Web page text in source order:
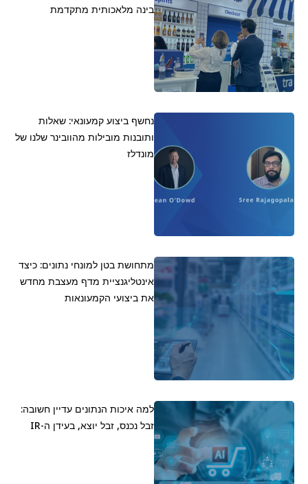
בינה מלאכותית מתקדמת
נחשף ביצוע קמעונאי: שאלות
ותובנות מובילות מהוובינר שלנו של
מונדלז
מתחושת בטן למונחי נתונים: כיצד
אינטליגנציית מדף מעצבת מחדש
את ביצועי הקמעונאות
למה איכות הנתונים עדיין חשובה:
זבל נכנס, זבל יוצא, בעידן ה-IR